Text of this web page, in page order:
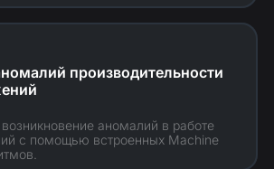
производительности
возникновение аномалий в работе
с помощью встроенных Machine